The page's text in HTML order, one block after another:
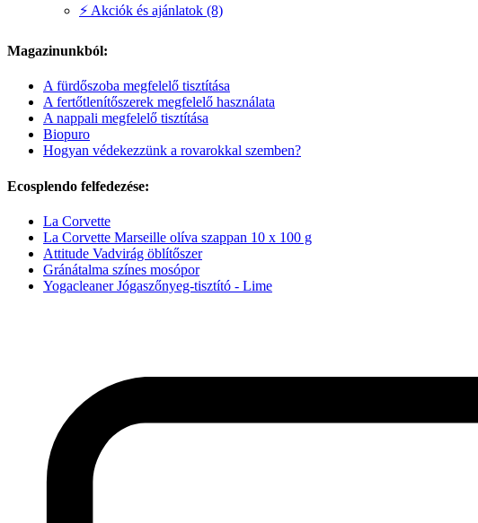
⚡ Akciók és ajánlatok (8)
Magazinunkból:
A fürdőszoba megfelelő tisztítása
A fertőtlenítőszerek megfelelő használata
A nappali megfelelő tisztítása
Biopuro
Hogyan védekezzünk a rovarokkal szemben?
Ecosplendo felfedezése:
La Corvette
La Corvette Marseille olíva szappan 10 x 100 g
Attitude Vadvirág öblítőszer
Gránátalma színes mosópor
Yogacleaner Jógaszőnyeg-tisztító - Lime